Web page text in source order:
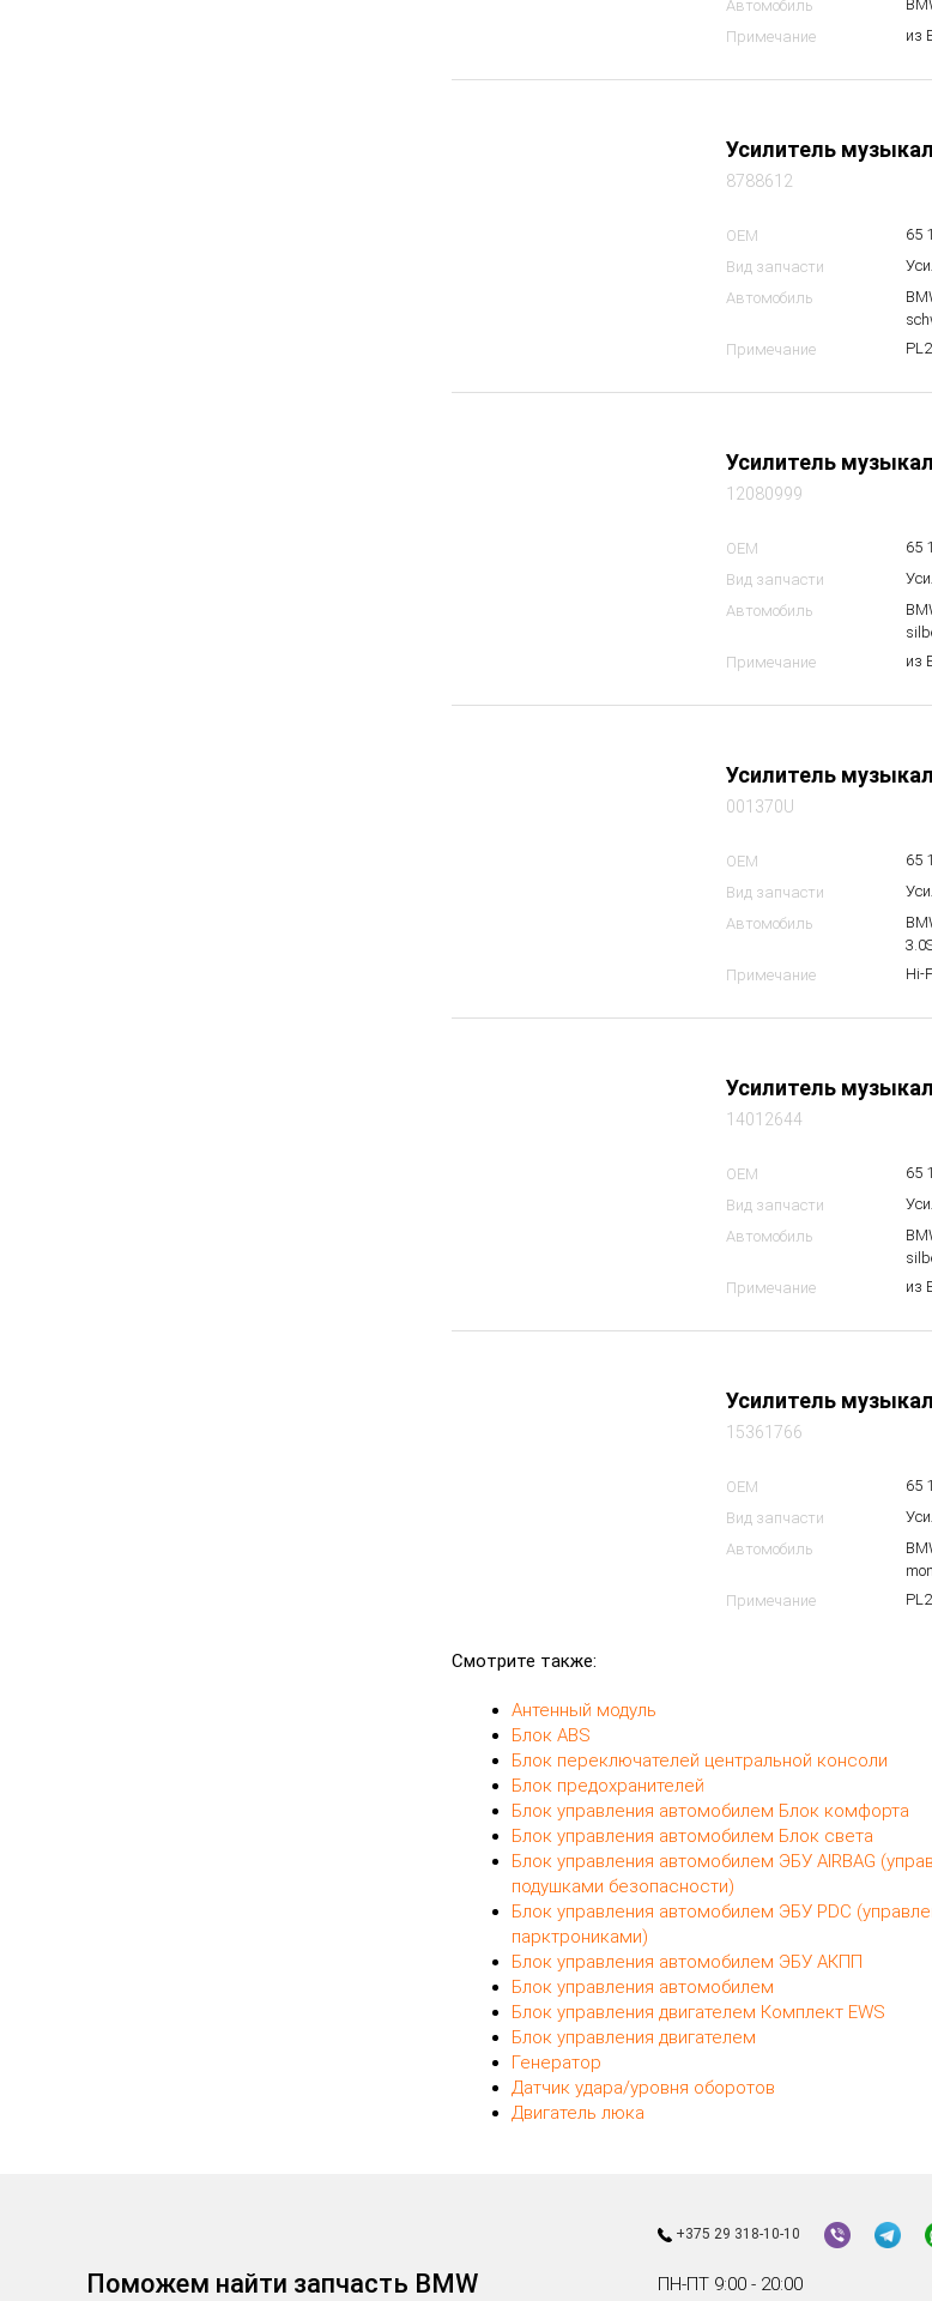
Автомобиль
Примечание
из
Усилитель
8788612
OEM
65
Вид запчасти
Автомобиль
Примечание
Усилитель
12080999
OEM
65
Вид запчасти
Автомобиль
Примечание
из
Усилитель
001370U
OEM
65
Вид запчасти
Автомобиль
Примечание
Hi-
Усилитель
14012644
OEM
65
Вид запчасти
Автомобиль
Примечание
из
Усилитель
15361766
OEM
65
Вид запчасти
Автомобиль
Примечание
Смотрите также:
Антенный модуль
Блок ABS
Блок переключателей центральной консоли
Блок предохранителей
Блок управления автомобилем Блок комфорта
Блок управления автомобилем Блок света
Блок управления автомобилем ЭБУ AIRBAG
подушками безопасности)
Блок управления автомобилем ЭБУ PDC
парктрониками)
Блок управления автомобилем ЭБУ АКПП
Блок управления автомобилем
Блок управления двигателем Комплект EWS
Блок управления двигателем
Генератор
Датчик удара/уровня оборотов
Двигатель люка
Поможем найти запчасть BMW
+375 29 318-10-10
ПН-ПТ 9:00 - 20:00